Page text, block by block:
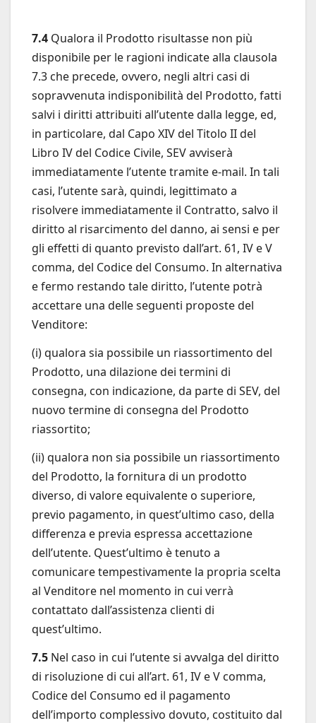
7.4 Qualora il Prodotto risultasse non più
disponibile per le ragioni indicate alla clausola
7.3 che precede, ovvero, negli altri casi di
sopravvenuta indisponibilità del Prodotto, fatti
salvi i diritti attribuiti all’utente dalla legge, ed,
in particolare, dal Capo XIV del Titolo II del
Libro IV del Codice Civile, SEV avviserà
immediatamente l’utente tramite e-mail. In tali
casi, l’utente sarà, quindi, legittimato a
risolvere immediatamente il Contratto, salvo il
diritto al risarcimento del danno, ai sensi e per
gli effetti di quanto previsto dall’art. 61, IV e V
comma, del Codice del Consumo. In alternativa
e fermo restando tale diritto, l’utente potrà
accettare una delle seguenti proposte del
Venditore:
(i) qualora sia possibile un riassortimento del
Prodotto, una dilazione dei termini di
consegna, con indicazione, da parte di SEV, del
nuovo termine di consegna del Prodotto
riassortito;
(ii) qualora non sia possibile un riassortimento
del Prodotto, la fornitura di un prodotto
diverso, di valore equivalente o superiore,
previo pagamento, in quest’ultimo caso, della
differenza e previa espressa accettazione
dell’utente. Quest’ultimo è tenuto a
comunicare tempestivamente la propria scelta
al Venditore nel momento in cui verrà
contattato dall’assistenza clienti di
quest’ultimo.
7.5 Nel caso in cui l’utente si avvalga del diritto
di risoluzione di cui all’art. 61, IV e V comma,
Codice del Consumo ed il pagamento
dell’importo complessivo dovuto, costituito dal